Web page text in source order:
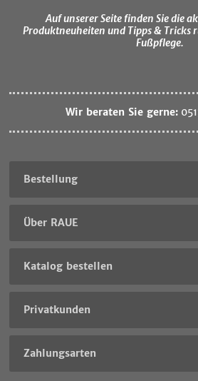
Auf unserer Seite finden Sie die
Produktneuheiten und Tipps & Tricks
Fußpflege.
Wir beraten Sie gerne:
Bestellung
Über RAUE
Katalog bestellen
Privatkunden
Zahlungsarten